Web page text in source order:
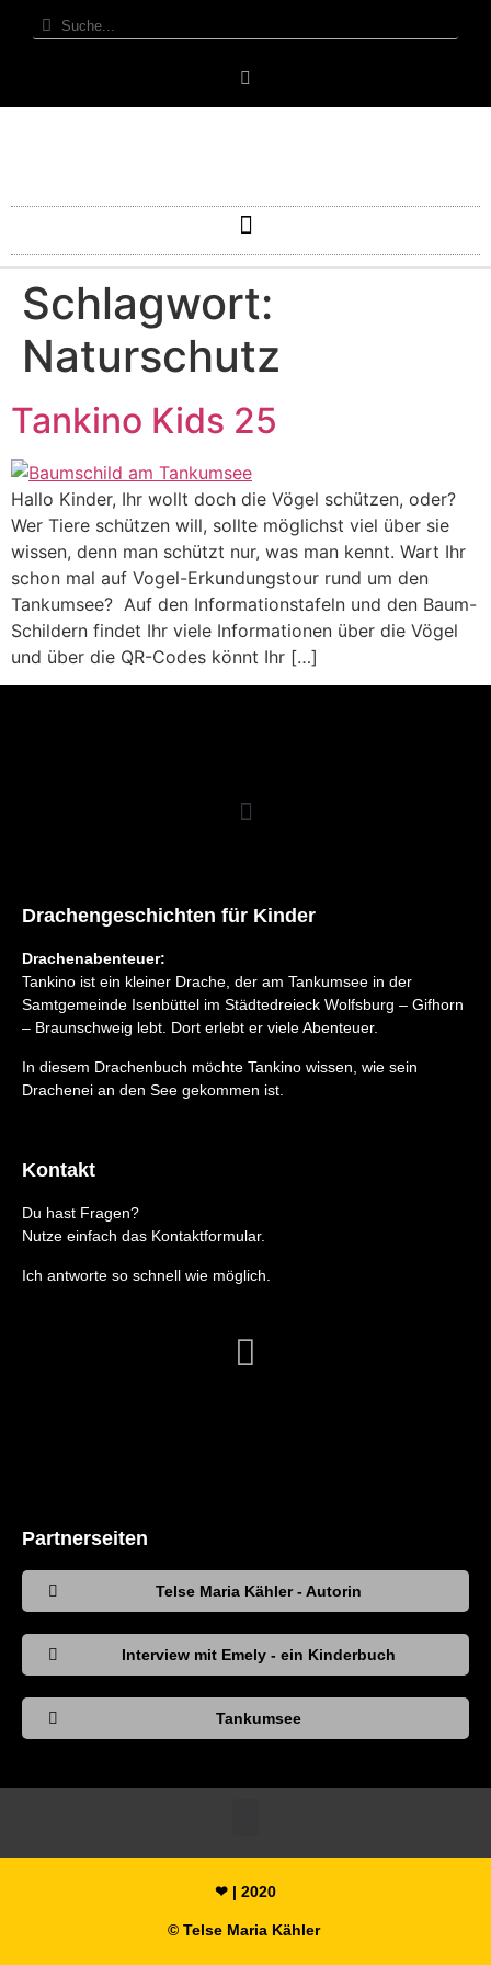
Schlagwort:
Naturschutz
Tankino Kids 25
Hallo Kinder, Ihr wollt doch die Vögel schützen, oder?
Wer Tiere schützen will, sollte möglichst viel über sie
wissen, denn man schützt nur, was man kennt. Wart Ihr
schon mal auf Vogel-Erkundungstour rund um den
Tankumsee? Auf den Informationstafeln und den Baum-
Schildern findet Ihr viele Informationen über die Vögel
und über die QR-Codes könnt Ihr […]
Drachengeschichten für Kinder
Drachenabenteuer:
Tankino ist ein kleiner Drache, der am Tankumsee in der
Samtgemeinde Isenbüttel im Städtedreieck Wolfsburg – Gifhorn
– Braunschweig lebt. Dort erlebt er viele Abenteuer.
In diesem Drachenbuch möchte Tankino wissen, wie sein
Drachenei an den See gekommen ist.
Kontakt
Du hast Fragen?
Nutze einfach das Kontaktformular.
Ich antworte so schnell wie möglich.
Partnerseiten
Telse Maria Kähler - Autorin
Interview mit Emely - ein Kinderbuch
Tankumsee
❤ | 2020
© Telse Maria Kähler